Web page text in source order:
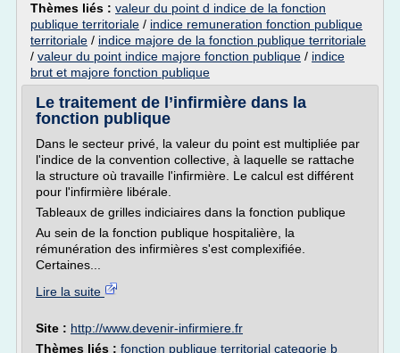
Thèmes liés : valeur du point d indice de la fonction
publique territoriale / indice remuneration fonction publique
territoriale / indice majore de la fonction publique territoriale
/ valeur du point indice majore fonction publique / indice
brut et majore fonction publique
Le traitement de l’infirmière dans la
fonction publique
Dans le secteur privé, la valeur du point est multipliée par
l'indice de la convention collective, à laquelle se rattache
la structure où travaille l'infirmière. Le calcul est différent
pour l'infirmière libérale.
Tableaux de grilles indiciaires dans la fonction publique
Au sein de la fonction publique hospitalière, la
rémunération des infirmières s'est complexifiée.
Certaines...
Lire la suite
Site : http://www.devenir-infirmiere.fr
Thèmes liés : fonction publique territorial categorie b